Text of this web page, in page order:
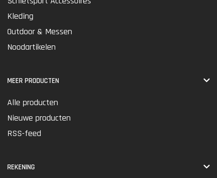
Kleding
Outdoor & Messen
Noodartikelen
MEER PRODUCTEN
Alle producten
Nieuwe producten
RSS-feed
REKENING